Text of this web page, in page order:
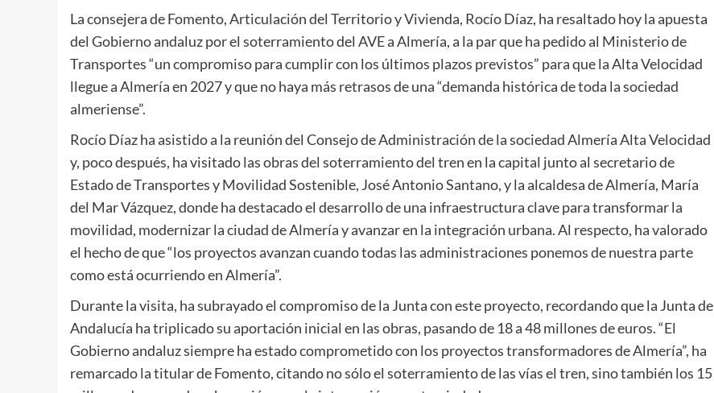
La consejera de Fomento, Articulación del Territorio y Vivienda, Rocío Díaz, ha resaltado hoy la apuesta
del Gobierno andaluz por el soterramiento del AVE a Almería, a la par que ha pedido al Ministerio de
Transportes “un compromiso para cumplir con los últimos plazos previstos” para que la Alta Velocidad
llegue a Almería en 2027 y que no haya más retrasos de una “demanda histórica de toda la sociedad
almeriense”.
Rocío Díaz ha asistido a la reunión del Consejo de Administración de la sociedad Almería Alta Velocidad
y, poco después, ha visitado las obras del soterramiento del tren en la capital junto al secretario de
Estado de Transportes y Movilidad Sostenible, José Antonio Santano, y la alcaldesa de Almería, María
del Mar Vázquez, donde ha destacado el desarrollo de una infraestructura clave para transformar la
movilidad, modernizar la ciudad de Almería y avanzar en la integración urbana. Al respecto, ha valorado
el hecho de que “los proyectos avanzan cuando todas las administraciones ponemos de nuestra parte
como está ocurriendo en Almería”.
Durante la visita, ha subrayado el compromiso de la Junta con este proyecto, recordando que la Junta de
Andalucía ha triplicado su aportación inicial en las obras, pasando de 18 a 48 millones de euros. “El
Gobierno andaluz siempre ha estado comprometido con los proyectos transformadores de Almería”, ha
remarcado la titular de Fomento, citando no sólo el soterramiento de las vías el tren, sino también los 15